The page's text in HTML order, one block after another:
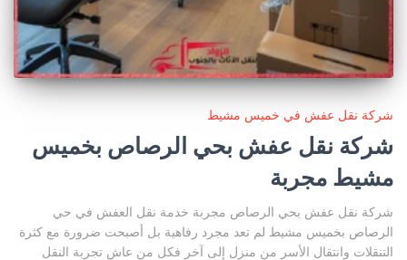
شركة نقل عفش في خميس مشيط
شركة نقل عفش بحي الرصاص بخميس
مشيط مجربة
شركة نقل عفش بحي الرصاص مجربة خدمة نقل العفش في حي
الرصاص بخميس مشيط لم تعد مجرد رفاهية بل أصبحت ضرورة مع كثرة
التنقلات وانتقال الأسر من منزل إلى آخر فكل من عاش تجربة النقل